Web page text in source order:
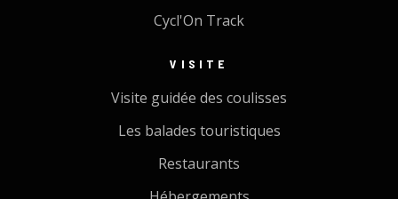
Cycl'On Track
VISITE
Visite guidée des coulisses
Les balades touristiques
Restaurants